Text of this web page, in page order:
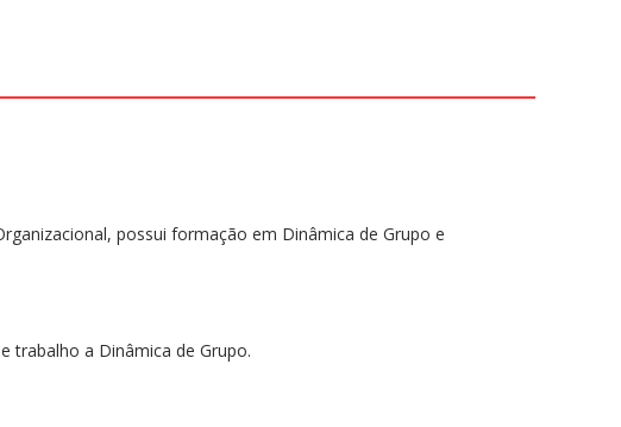
possui formação em Dinâmica de Grupo e
trabalho a Dinâmica de Grupo.